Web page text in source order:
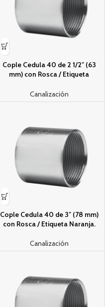
Cople Cedula 40 de 2 1/2″ (63
mm) con Rosca / Etiqueta
Canalización
Cople Cedula 40 de 3″ (78 mm)
con Rosca / Etiqueta Naranja.
Canalización